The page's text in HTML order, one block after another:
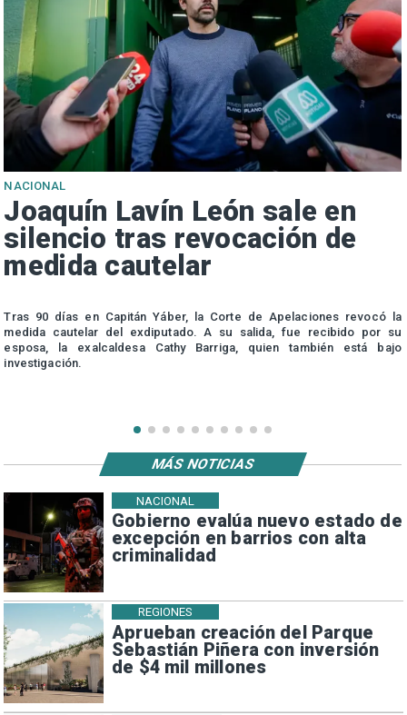
NACIONAL
Joaquín Lavín León sale en
silencio tras revocación de
medida cautelar
Tras 90 días en Capitán Yáber, la Corte de Apelaciones revocó la
medida cautelar del exdiputado. A su salida, fue recibido por su
esposa, la exalcaldesa Cathy Barriga, quien también está bajo
investigación.
Gobierno evalúa nuevo estado de
excepción en barrios con alta
criminalidad
NACIONAL
Aprueban creación del Parque
Sebastián Piñera con inversión
de $4 mil millones
REGIONES
MÁS NOTICIAS